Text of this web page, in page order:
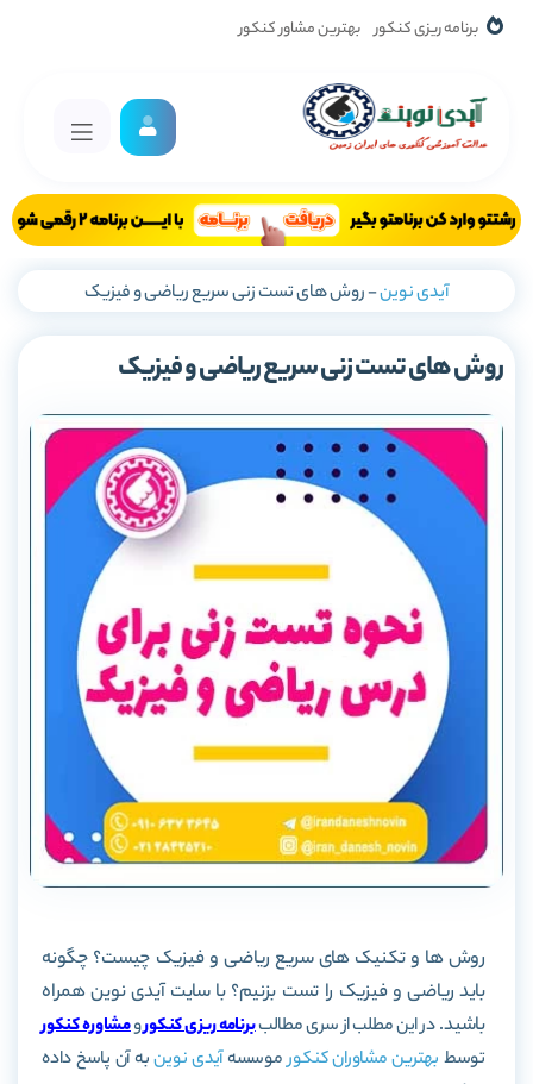
برنامه ریزی کنکور بهترین مشاور کنکور
آیدی نوین-روش های تست زنی سریع ریاضی و فیزیک
روش های تست زنی سریع ریاضی و فیزیک
روش ها و تکنیک های سریع ریاضی و فیزیک چیست؟ چگونه
باید ریاضی و فیزیک را تست بزنیم؟ با سایت آیدی نوین همراه
باشید.در این مطلب از سری مطالببرنامه ریزی کنکورومشاوره کنکور
توسط بهترین مشاوران کنکورموسسهآیدی نوینبه آن پاسخ داده